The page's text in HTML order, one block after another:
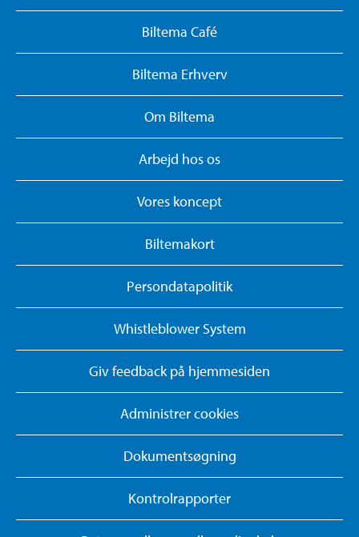
Biltema Café
Biltema Erhverv
Om Biltema
Arbejd hos os
Vores koncept
Biltemakort
Persondatapolitik
Whistleblower System
Giv feedback på hjemmesiden
Administrer cookies
Dokumentsøgning
Kontrolrapporter